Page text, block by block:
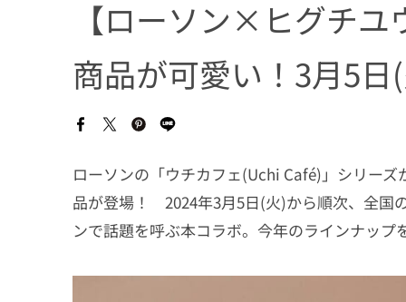
【ローソン×ヒグチ
商品が可愛い！3月5
ローソンの「ウチカフェ(Uchi Café)」シリー
品が登場！ 2024年3月5日(火)から順次、全国
ンで話題を呼ぶ本コラボ。今年のラインナップ